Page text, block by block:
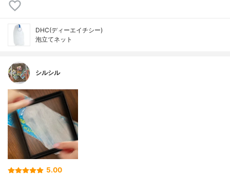
DHC(ディーエイチシー)
泡立てネット
シルシル
5.00